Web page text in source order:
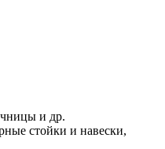
и др.
стойки и навески,